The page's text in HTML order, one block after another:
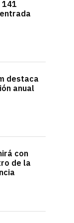
141
destaca
anual
con
de la